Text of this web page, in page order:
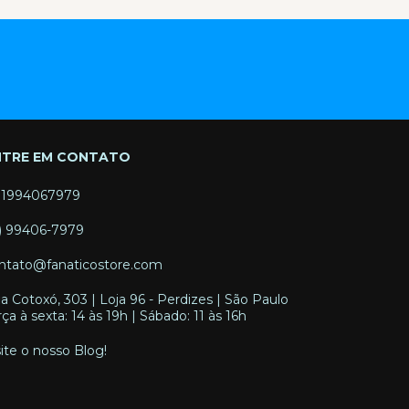
EM CONTATO
99406-7979
Cotoxó, 303 | Loja 96 - Perdizes | São Paulo
à sexta: 14 às 19h | Sábado: 11 às 16h
o nosso Blog!